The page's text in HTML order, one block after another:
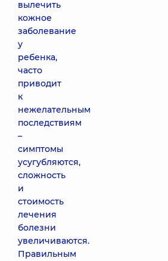
вылечить
кожное
заболевание
у
ребенка,
часто
приводит
к
нежелательным
последствиям
–
симптомы
усугубляются,
сложность
и
стоимость
лечения
болезни
увеличиваются.
Правильным